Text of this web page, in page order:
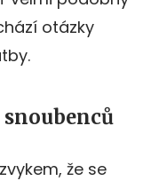
otázky
že se